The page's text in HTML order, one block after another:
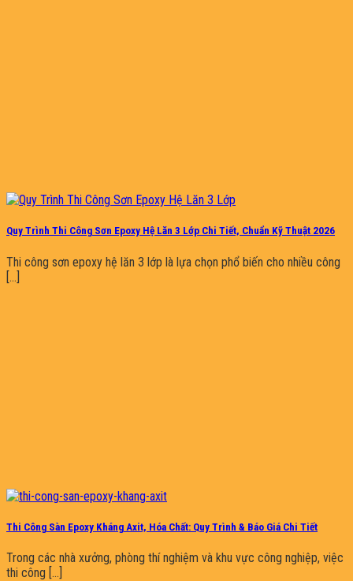
Quy Trình Thi Công Sơn Epoxy Hệ Lăn 3 Lớp Chi Tiết, Chuẩn Kỹ Thuật 2026
Thi công sơn epoxy hệ lăn 3 lớp là lựa chọn phổ biến cho nhiều công
[...]
Thi Công Sàn Epoxy Kháng Axit, Hóa Chất: Quy Trình & Báo Giá Chi Tiết
Trong các nhà xưởng, phòng thí nghiệm và khu vực công nghiệp, việc
thi công [...]